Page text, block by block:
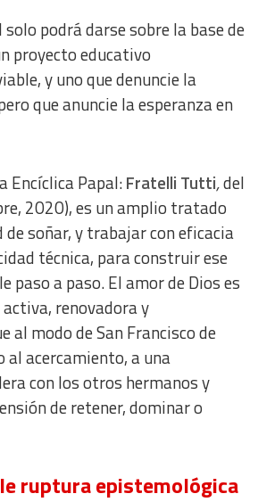
podrá darse sobre la base de
proyecto educativo
y uno que denuncie la
que anuncie la esperanza en
Encíclica Papal:Fratelli Tutti,del
2020), es un amplio tratado
de soñar, y trabajar con eficacia
técnica, para construir ese
paso a paso. El amor de Dios es
renovadora y
al modo de San Francisco de
al acercamiento, a una
con los otros hermanos y
de retener, dominar o
ruptura epistemológica